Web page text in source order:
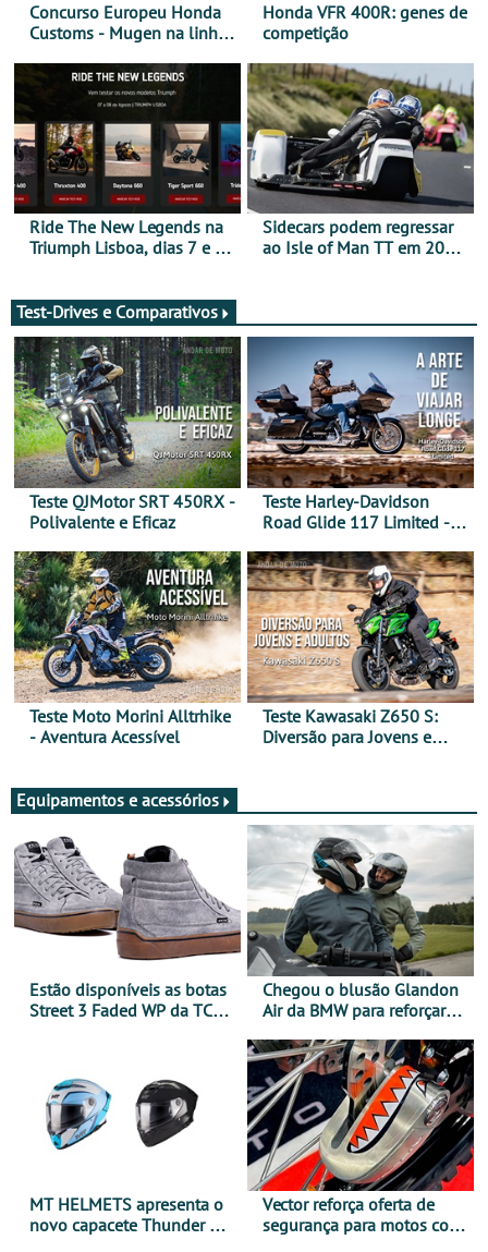
Concurso Europeu Honda
Customs - Mugen na linha
ganhar
Honda VFR 400R: genes de
competição
Ride The New Legends na
Triumph Lisboa, dias 7 e 8
Sidecars podem regressar
ao Isle of Man TT em 2027
Test-Drives e Comparativos
Teste QJMotor SRT 450RX -
Polivalente e Eficaz
Teste Harley-Davidson
Road Glide 117 Limited - A
Teste Moto Morini Alltrhike
- Aventura Acessível
Teste Kawasaki Z650 S:
Diversão para Jovens e
Equipamentos e acessórios
Estão disponíveis as botas
Street 3 Faded WP da TCX
Chegou o blusão Glandon
Air da BMW para reforçar
verão
MT HELMETS apresenta o
novo capacete Thunder 4 R
Vector reforça oferta de
segurança para motos com